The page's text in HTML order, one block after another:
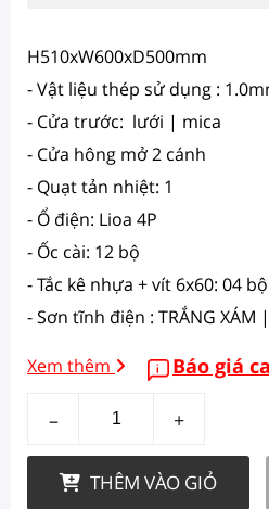
H510xW600xD500mm
- Vật liệu thép sử dụng :
- Cửa trước: lưới | mica
- Cửa hông mở 2 cánh
- Quạt tản nhiệt: 1
- Ổ điện: Lioa 4P
- Ốc cài: 12 bộ
- Tắc kê nhựa + vít 6x60: 04 bộ
- Sơn tĩnh điện : TRẮNG XÁM
Xem thêm Báo giá
– +
THÊM VÀO GIỎ